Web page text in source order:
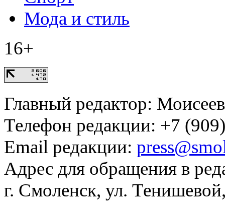
Мода и стиль
16+
Главный редактор:
Телефон редакции: +7
Email редакции:
Адрес для обращения в
г. Смоленск, ул.